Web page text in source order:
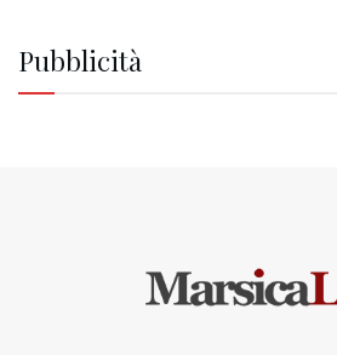
Pubblicità